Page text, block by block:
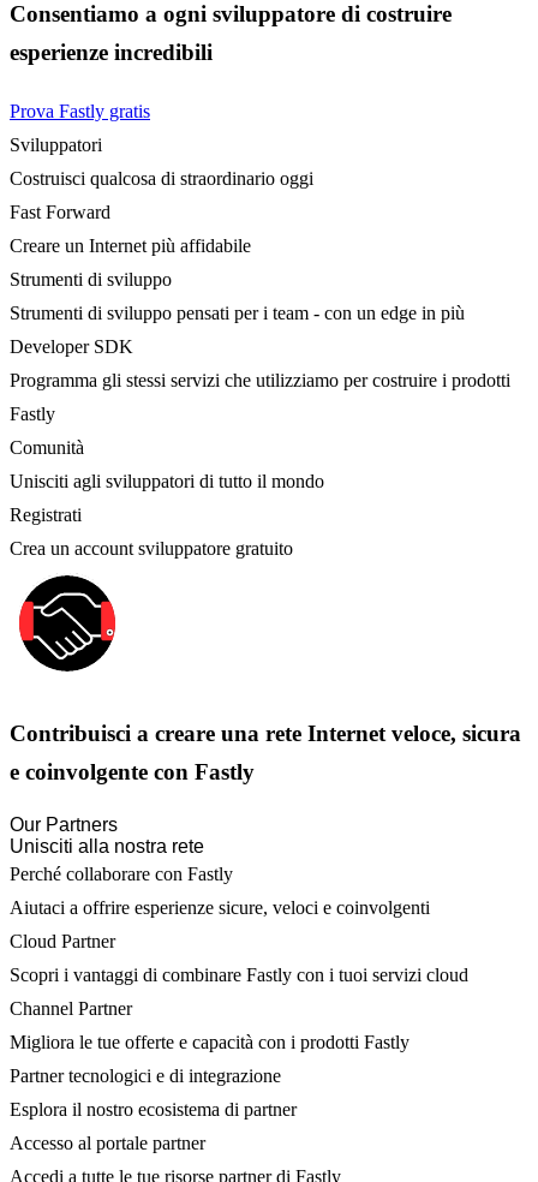
Consentiamo a ogni sviluppatore di costruire
esperienze incredibili
Prova Fastly gratis
Sviluppatori
Costruisci qualcosa di straordinario oggi
Fast Forward
Creare un Internet più affidabile
Strumenti di sviluppo
Strumenti di sviluppo pensati per i team - con un edge in più
Developer SDK
Programma gli stessi servizi che utilizziamo per costruire i prodotti
Fastly
Comunità
Unisciti agli sviluppatori di tutto il mondo
Registrati
Crea un account sviluppatore gratuito
Contribuisci a creare una rete Internet veloce, sicura
e coinvolgente con Fastly
Our Partners
Unisciti alla nostra rete
Perché collaborare con Fastly
Aiutaci a offrire esperienze sicure, veloci e coinvolgenti
Cloud Partner
Scopri i vantaggi di combinare Fastly con i tuoi servizi cloud
Channel Partner
Migliora le tue offerte e capacità con i prodotti Fastly
Partner tecnologici e di integrazione
Esplora il nostro ecosistema di partner
Accesso al portale partner
Accedi a tutte le tue risorse partner di Fastly